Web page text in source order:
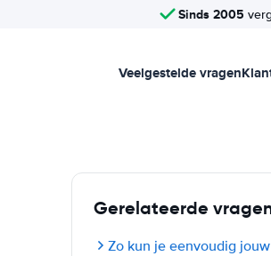
Sinds 2005
Veelgestelde vragen
Gerelateerde
Zo kun je eenvoudig